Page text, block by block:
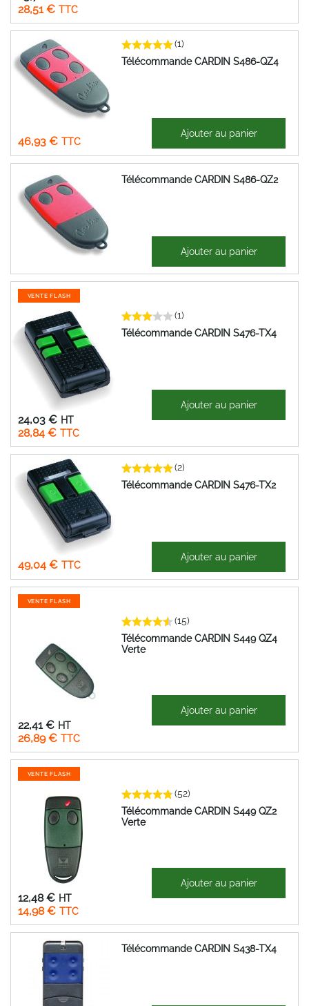
28,51 €
Télécommande CARDIN S486-QZ4
(1)
46,93 €
Ajouter au panier
Télécommande CARDIN S486-QZ2
Ajouter au panier
VENTE FLASH
Télécommande CARDIN S476-TX4
(1)
Spécial
28,84 €
24,03 €
Ajouter au panier
Télécommande CARDIN S476-TX2
(2)
49,04 €
40,87 € Ajouter au panier
VENTE FLASH
Télécommande CARDIN S449 QZ4
Verte
(15)
Spécial
26,89 €
22,41 €
Ajouter au panier
VENTE FLASH
Télécommande CARDIN S449 QZ2
Verte
(52)
Spécial
14,98 €
12,48 €
61,68 € Ajouter au panier
Télécommande CARDIN S438-TX4